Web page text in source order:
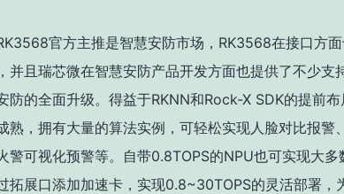
官方主推是智慧安防市场，RK3568在接口方
并且瑞芯微在智慧安防产品开发方面也提供了不少支
防的全面升级。得益于RKNN和Rock-X SDK的提前
熟，拥有大量的算法实例，可轻松实现人脸对比报警
警可视化预警等。自带0.8TOPS的NPU也可实现大
拓展口添加加速卡，实现0.8~30TOPS的灵活部署，